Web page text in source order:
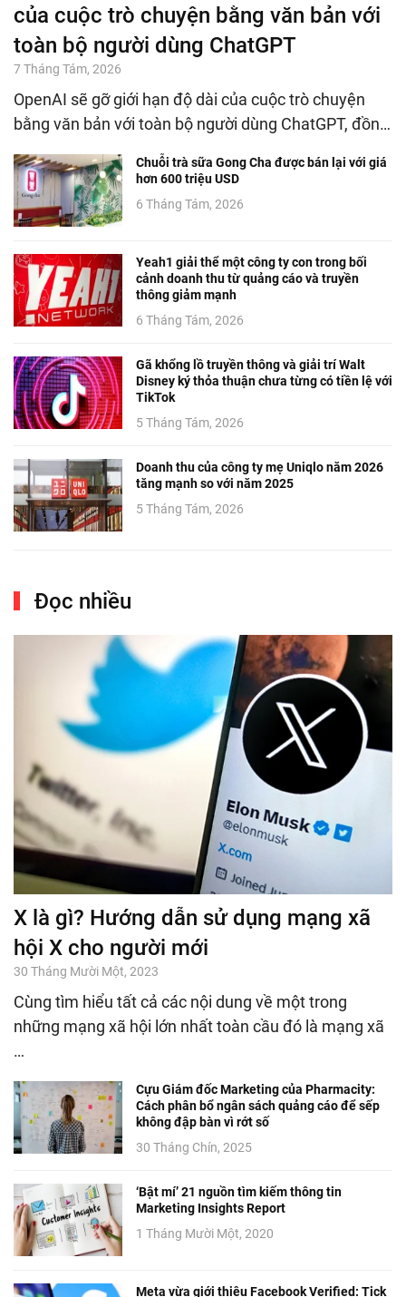
của cuộc trò chuyện bằng văn bản với
toàn bộ người dùng ChatGPT
7 Tháng Tám, 2026
OpenAI sẽ gỡ giới hạn độ dài của cuộc trò chuyện
bằng văn bản với toàn bộ người dùng ChatGPT, đồn…
Chuỗi trà sữa Gong Cha được bán lại với giá
hơn 600 triệu USD
6 Tháng Tám, 2026
Yeah1 giải thể một công ty con trong bối
cảnh doanh thu từ quảng cáo và truyền
thông giảm mạnh
6 Tháng Tám, 2026
Gã khổng lồ truyền thông và giải trí Walt
Disney ký thỏa thuận chưa từng có tiền lệ với
TikTok
5 Tháng Tám, 2026
Doanh thu của công ty mẹ Uniqlo năm 2026
tăng mạnh so với năm 2025
5 Tháng Tám, 2026
Đọc nhiều
X là gì? Hướng dẫn sử dụng mạng xã
hội X cho người mới
30 Tháng Mười Một, 2023
Cùng tìm hiểu tất cả các nội dung về một trong
những mạng xã hội lớn nhất toàn cầu đó là mạng xã
…
Cựu Giám đốc Marketing của Pharmacity:
Cách phân bổ ngân sách quảng cáo để sếp
không đập bàn vì rớt số
30 Tháng Chín, 2025
‘Bật mí’ 21 nguồn tìm kiếm thông tin
Marketing Insights Report
1 Tháng Mười Một, 2020
Meta vừa giới thiệu Facebook Verified: Tick